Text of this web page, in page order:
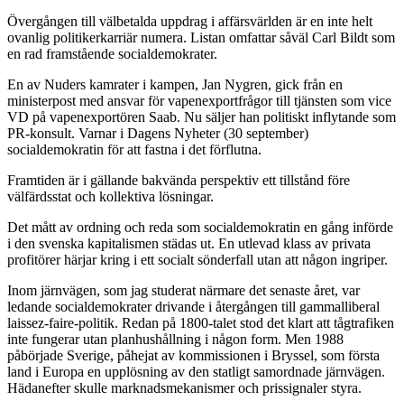
Övergången till välbetalda uppdrag i affärsvärlden är en inte helt
ovanlig politikerkarriär numera. Listan omfattar såväl Carl Bildt som
en rad framstående socialdemokrater.
En av Nuders kamrater i kampen, Jan Nygren, gick från en
ministerpost med ansvar för vapenexportfrågor till tjänsten som vice
VD på vapenexportören Saab. Nu säljer han politiskt inflytande som
PR-konsult. Varnar i Dagens Nyheter (30 september)
socialdemokratin för att fastna i det förflutna.
Framtiden är i gällande bakvända perspektiv ett tillstånd före
välfärdsstat och kollektiva lösningar.
Det mått av ordning och reda som socialdemokratin en gång införde
i den svenska kapitalismen städas ut. En utlevad klass av privata
profitörer härjar kring i ett socialt sönderfall utan att någon ingriper.
Inom järnvägen, som jag studerat närmare det senaste året, var
ledande socialdemokrater drivande i återgången till gammalliberal
laissez-faire-politik. Redan på 1800-talet stod det klart att tågtrafiken
inte fungerar utan planhushållning i någon form. Men 1988
påbörjade Sverige, påhejat av kommissionen i Bryssel, som första
land i Europa en upplösning av den statligt samordnade järnvägen.
Hädanefter skulle marknadsmekanismer och prissignaler styra.